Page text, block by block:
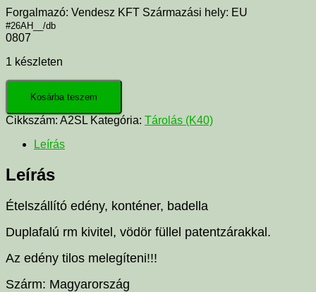
Forgalmazó: Vendesz KFT Származási hely: EU
#26AH__/db
0807
1 készleten
Kosárba teszem
Cikkszám: A2SL Kategória: Tárolás (K40)
Leírás
Leírás
Ételszállító edény, konténer, badella
Duplafalú rm kivitel, vödör füllel patentzárakkal.
Az edény tilos melegíteni!!!
Szárm: Magyarország